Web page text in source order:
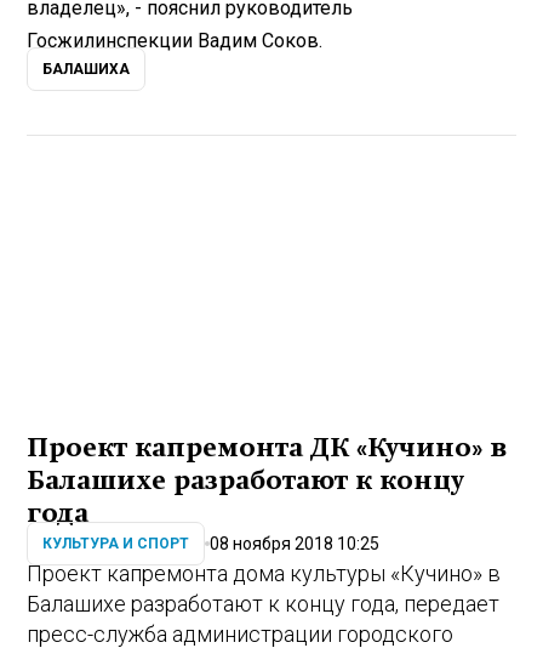
владелец», - пояснил руководитель
Госжилинспекции Вадим Соков.
БАЛАШИХА
Проект капремонта ДК «Кучино» в
Балашихе разработают к концу
года
КУЛЬТУРА И СПОРТ 08 ноября 2018 10:25
Проект капремонта дома культуры «Кучино» в
Балашихе разработают к концу года, передает
пресс-служба администрации городского